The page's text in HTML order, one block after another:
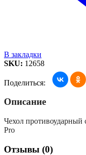
В закладки
SKU: 12658
Поделиться:
Описание
Чехол противоударный
Pro
Отзывы (0)